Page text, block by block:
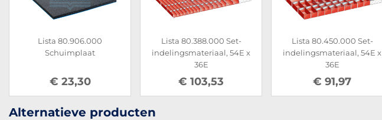
Lista 80.906.000
Schuimplaat
€ 23,30
Lista 80.388.000 Set-
indelingsmateriaal, 54E x
36E
€ 103,53
Lista 80.450.000 Set-
indelingsmateriaal, 54E x
36E
€ 91,97
Alternatieve producten